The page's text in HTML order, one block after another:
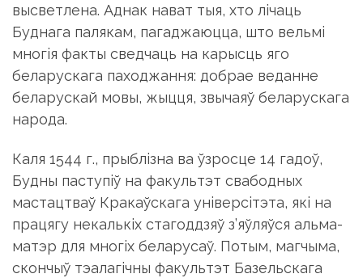
высветлена. Аднак нават тыя, хто лiчаць
Буднага палякам, пагаджаюцца, што вельмi
многiя факты сведчаць на карысць яго
беларускага паходжання: добрае веданне
беларускай мовы, жыцця, звычаяў беларускага
народа.
Каля 1544 г., прыблiзна ва ўзросце 14 гадоў,
Будны паступiў на факультэт свабодных
мастацтваў Кракаўскага унiверсiтэта, якi на
працягу некалькiх стагоддзяў з’яўляўся альма-
матэр для многiх беларусаў. Потым, магчыма,
скончыў тэалагiчны факультэт Базельскага